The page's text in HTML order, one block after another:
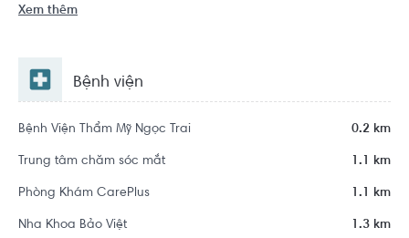
Xem thêm
Bệnh viện
Bệnh Viện Thẩm Mỹ Ngọc Trai 0.2 km
Trung tâm chăm sóc mắt 1.1 km
Phòng Khám CarePlus 1.1 km
Nha Khoa Bảo Việt 1.3 km